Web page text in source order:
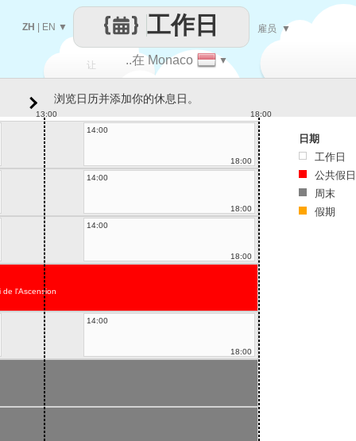
让
每一天
..在 Monaco ▼
工作日
ZH EN ▼ 雇员 ▼
浏览日历并添加你的休息日。
13:00
18:00
14:00
18:00
14:00
18:00
14:00
18:00
de l'Ascension
14:00
18:00
日期
工作日
公共假日
周末
假期